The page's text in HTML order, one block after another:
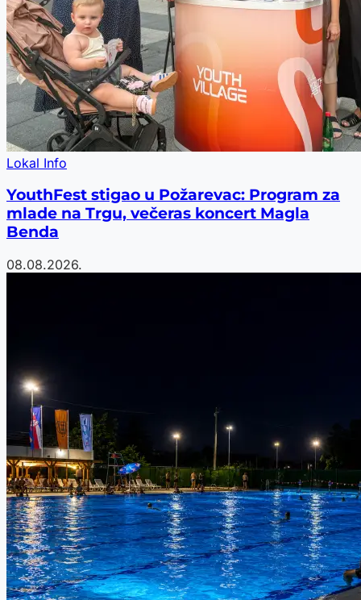
Lokal Info
YouthFest stigao u Požarevac: Program za
mlade na Trgu, večeras koncert Magla
Benda
08.08.2026.